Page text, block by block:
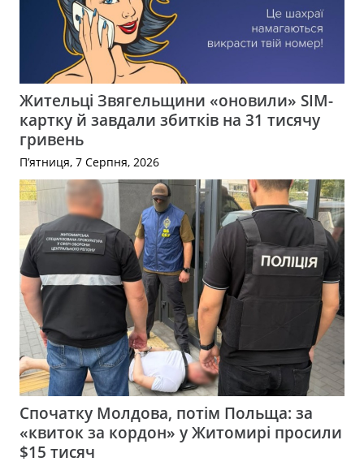
Жительці Звягельщини «оновили» SIM-
картку й завдали збитків на 31 тисячу
гривень
П’ятниця, 7 Серпня, 2026
Спочатку Молдова, потім Польща: за
«квиток за кордон» у Житомирі просили
$15 тисяч